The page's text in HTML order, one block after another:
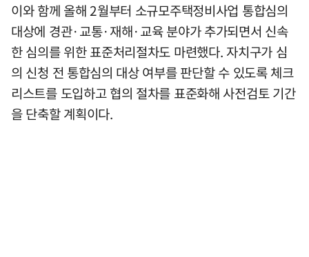
이와 함께 올해 2월부터 소규모주택정비사업 통합심의
대상에 경관·교통·재해·교육 분야가 추가되면서 신속
한 심의를 위한 표준처리절차도 마련했다. 자치구가 심
의 신청 전 통합심의 대상 여부를 판단할 수 있도록 체크
리스트를 도입하고 협의 절차를 표준화해 사전검토 기간
을 단축할 계획이다.